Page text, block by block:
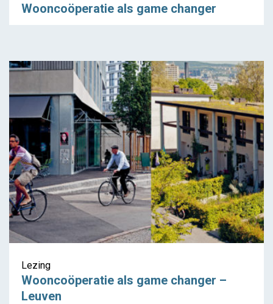
Wooncoöperatie als game changer
Lezing
Wooncoöperatie als game changer –
Leuven